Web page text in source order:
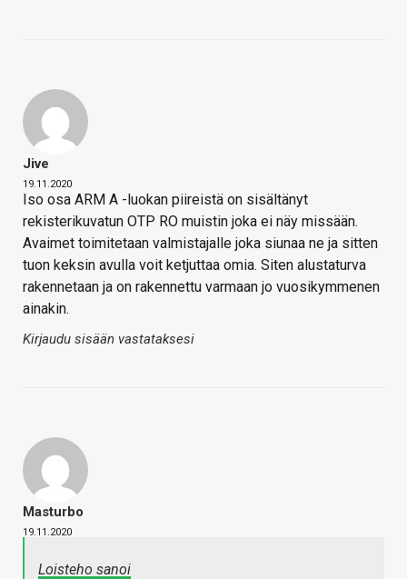
Jive
19.11.2020
Iso osa ARM A -luokan piireistä on sisältänyt
rekisterikuvatun OTP RO muistin joka ei näy missään.
Avaimet toimitetaan valmistajalle joka siunaa ne ja sitten
tuon keksin avulla voit ketjuttaa omia. Siten alustaturva
rakennetaan ja on rakennettu varmaan jo vuosikymmenen
ainakin.
Kirjaudu sisään vastataksesi
Masturbo
19.11.2020
Loisteho sanoi